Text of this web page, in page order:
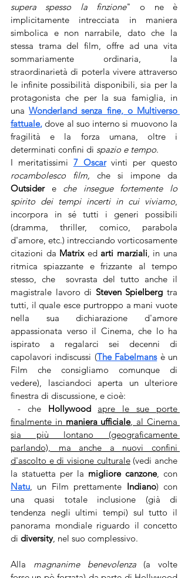
supera spesso la finzione" o ne è
implicitamente intrecciata in maniera
simbolica e non narrabile, dato che la
stessa trama del film, offre ad una vita
sommariamente ordinaria, la
straordinarietà di poterla vivere attraverso
le infinite possibilità disponibili, sia per la
protagonista che per la sua famiglia, in
una Wonderland senza fine, o Multiverso
fattuale, dove al suo interno si muovono la
fragilità e la forza umana, oltre i
determinati confini di spazio e tempo.
I meritatissimi 7 Oscar
rocambolesco film,
Outsider e che insegue fortemente lo
spirito dei tempi incerti in cui viviamo
incorpora in sé tutti i generi possibili
(dramma, thriller, comico, parabola
d'amore, etc.) intrecciando vorticosamente
citazioni da Matrix ed arti marziali , in una
ritmica spiazzante e frizzante al tempo
stesso, che  sovrasta del tutto anche il
magistrale lavoro di Steven Spielberg tra
tutti, il quale esce purtroppo a mani vuote
nella sua dichiarazione d'amore
appassionata verso il Cinema, che lo ha
ispirato a regalarci sei decenni di
capolavori indiscussi (The Fabelmans è un
Film che consigliamo comunque di
vedere), lasciandoci aperta un ulteriore
finestra di discussione, e cioè:
- che Hollywood
apre le sue porte
finalmente in maniera ufficiale, al Cinema
sia più lontano (geograficamente
parlando), ma anche a nuovi confini
d'ascolto e di visione culturale (vedi anche
la statuetta per la migliore canzone
Natu , un Film prettamente Indiano) con
una quasi totale inclusione (già di
tendenza negli ultimi tempi) sul tutto il
panorama mondiale riguardo il concetto
di diversity, nel suo complessivo.
Alla magnanime benevolenza (a volte